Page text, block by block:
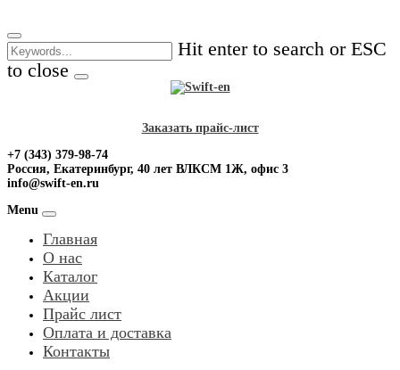
to
content
Hit enter to search or ESC
to close
Заказать прайс-лист
+7 (343) 379-98-74
Россия, Екатеринбург, 40 лет ВЛКСМ 1Ж, офис 3
info@swift-en.ru
Menu
Главная
О нас
Каталог
Акции
Прайс лист
Оплата и доставка
Контакты